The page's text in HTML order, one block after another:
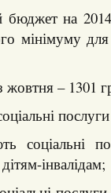
на 2014
мінімуму для
жовтня – 1301
соціальні
інвалідам;